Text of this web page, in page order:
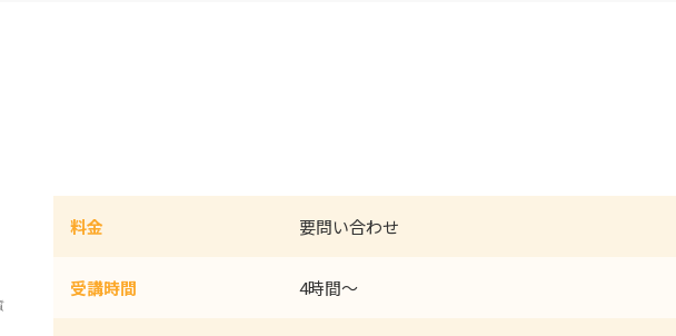
料金 要問い合わせ
受講時間 4時間～